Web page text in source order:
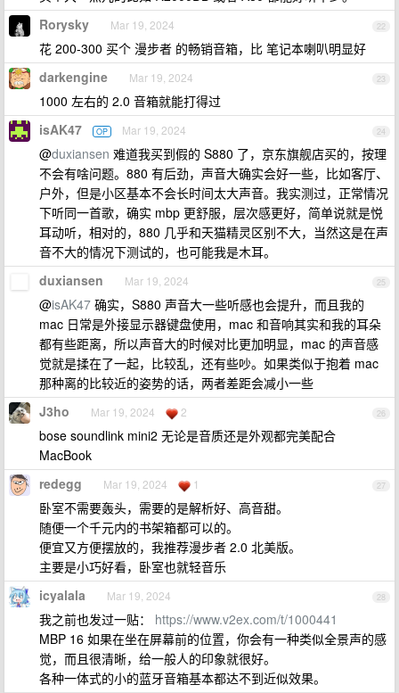
22
Rorysky Mar 19, 2024
花 200-300 买个 漫步者 的畅销音箱，比 笔记本喇叭明显好
23
darkengine Mar 19, 2024
1000 左右的 2.0 音箱就能打得过
24
isAK47 OP Mar 19, 2024
@duxiansen 难道我买到假的 S880 了，京东旗舰店买的，按理
不会有啥问题。880 有后劲，声音大确实会好一些，比如客厅、
户外，但是小区基本不会长时间太大声音。我实测过，正常情况
下听同一首歌，确实 mbp 更舒服，层次感更好，简单说就是悦
耳动听，相对的，880 几乎和天猫精灵区别不大，当然这是在声
音不大的情况下测试的，也可能我是木耳。
25
duxiansen Mar 19, 2024
@isAK47 确实，S880 声音大一些听感也会提升，而且我的
mac 日常是外接显示器键盘使用，mac 和音响其实和我的耳朵
都有些距离，所以声音大的时候对比更加明显，mac 的声音感
觉就是揉在了一起，比较乱，还有些吵。如果类似于抱着 mac
那种离的比较近的姿势的话，两者差距会减小一些
26
J3ho Mar 19, 2024 2
bose soundlink mini2 无论是音质还是外观都完美配合
MacBook
27
redegg Mar 19, 2024 1
卧室不需要轰头，需要的是解析好、高音甜。
随便一个千元内的书架箱都可以的。
便宜又方便摆放的，我推荐漫步者 2.0 北美版。
主要是小巧好看，卧室也就轻音乐
28
icyalala Mar 19, 2024
我之前也发过一贴： https://www.v2ex.com/t/1000441
MBP 16 如果在坐在屏幕前的位置，你会有一种类似全景声的感
觉，而且很清晰，给一般人的印象就很好。
各种一体式的小的蓝牙音箱基本都达不到近似效果。